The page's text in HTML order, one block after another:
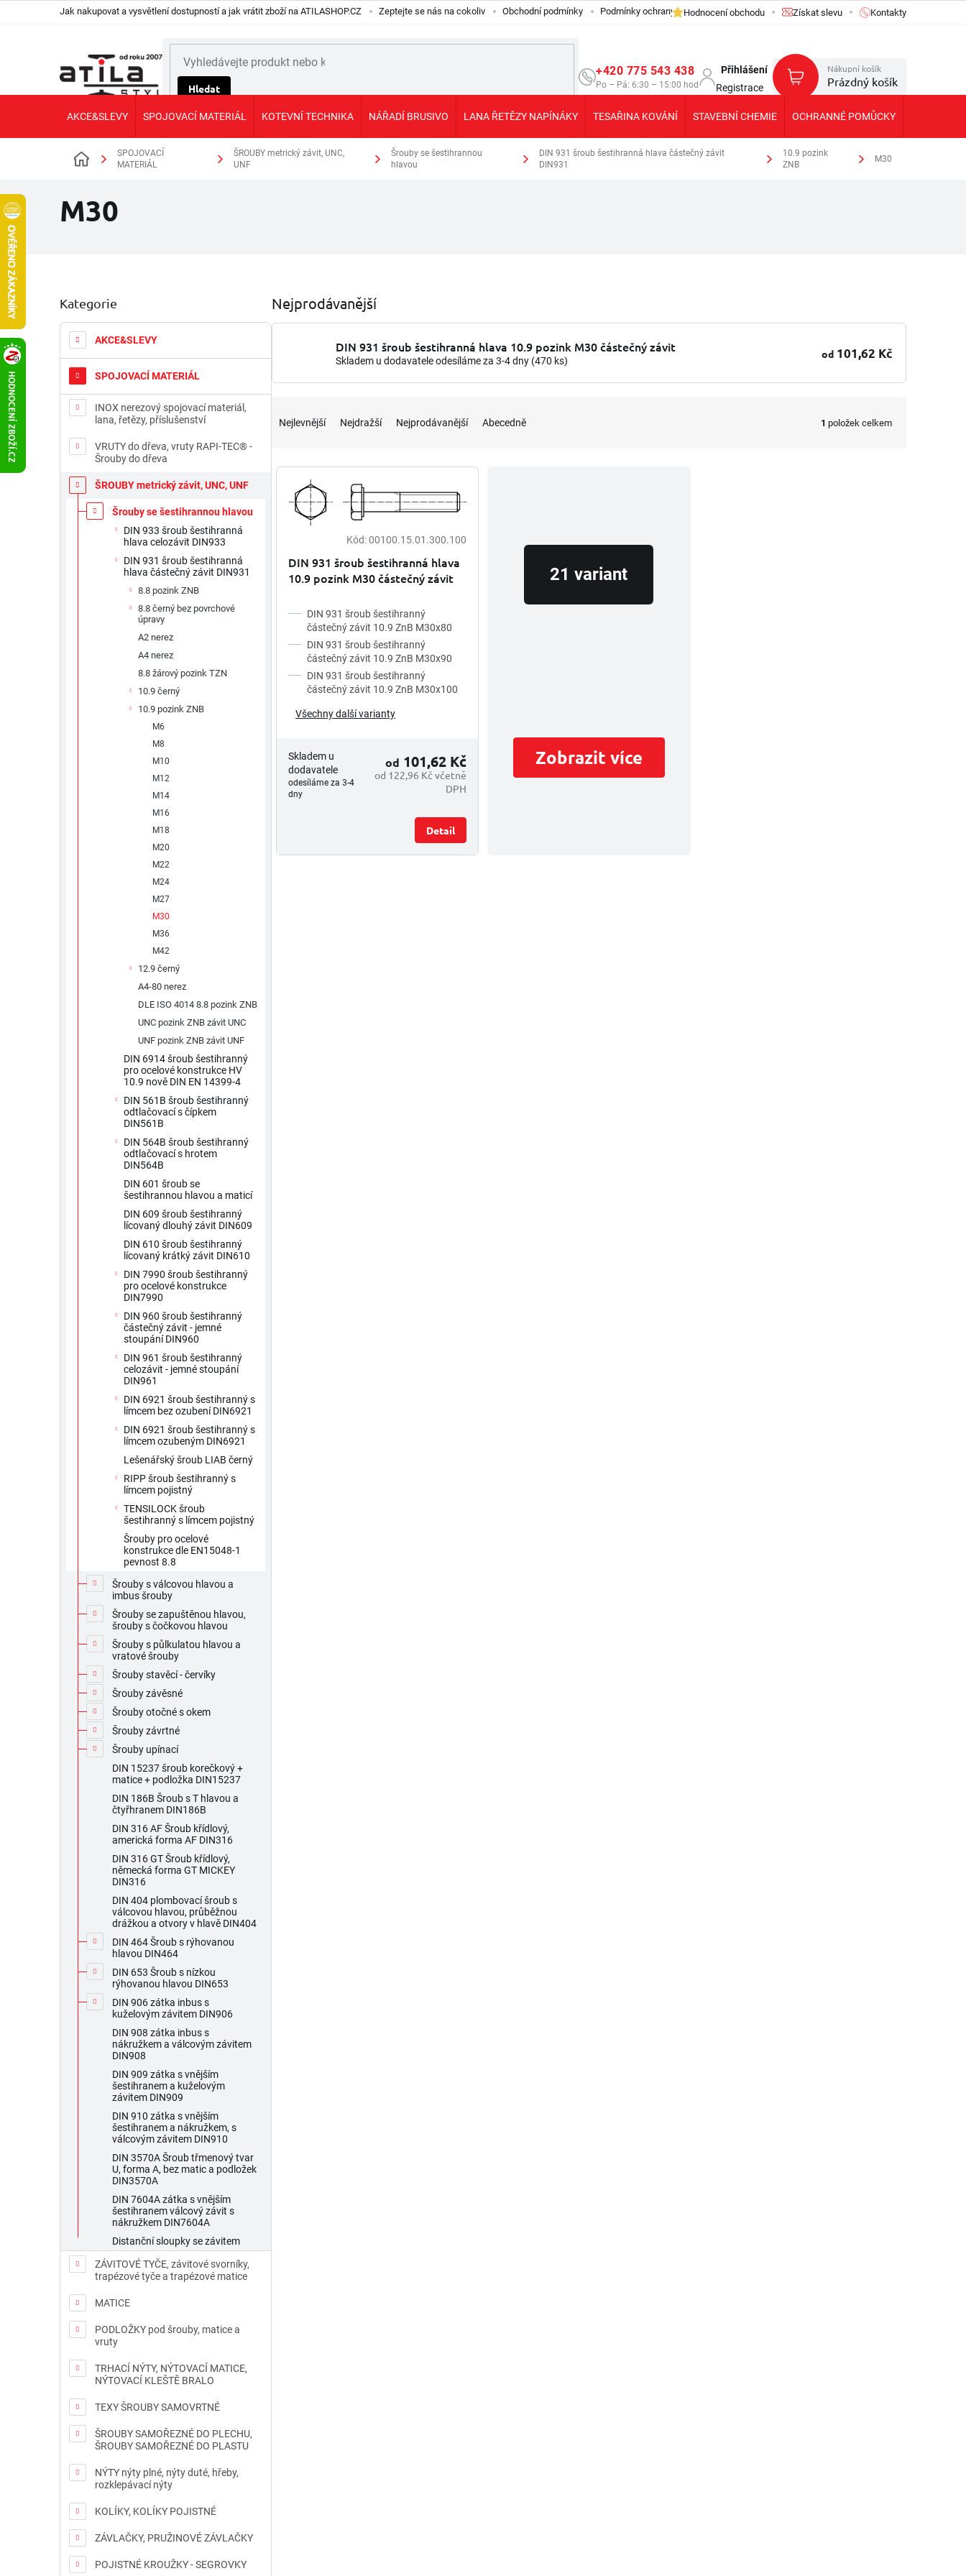
Jak nakupovat a vysvětlení dostupností a jak vrátit zboží na ATILASHOP.CZ Zeptejte se nás na cokoliv Obchodní podmínky Podmínky ochrany osobních údajů GDPR
Hodnocení obchodu Získat slevu Kontakty
Hledat
+420 775 543 438
Po – Pá: 6:30 – 15:00 hod
Přihlášení
Registrace
Nákupní košík
Prázdný košík
AKCE&SLEVY SPOJOVACÍ MATERIÁL KOTEVNÍ TECHNIKA NÁŘADÍ BRUSIVO LANA ŘETĚZY NAPÍNÁKY TESAŘINA KOVÁNÍ STAVEBNÍ CHEMIE OCHRANNÉ POMŮCKY
Domů
SPOJOVACÍ
MATERIÁL
ŠROUBY metrický závit, UNC,
UNF
Šrouby se šestihrannou
hlavou
DIN 931 šroub šestihranná hlava částečný závit
DIN931
10.9 pozink
ZNB
M30
M30
o
s
r
n
Přeskočit
kategorie
Kategorie
AKCE&SLEVY
SPOJOVACÍ MATERIÁL
INOX nerezový spojovací materiál,
lana, řetězy, příslušenství
VRUTY do dřeva, vruty RAPI-TEC® -
Šrouby do dřeva
ŠROUBY metrický závit, UNC, UNF
Šrouby se šestihrannou hlavou
DIN 933 šroub šestihranná
hlava celozávit DIN933
DIN 931 šroub šestihranná
hlava částečný závit DIN931
8.8 pozink ZNB
8.8 černý bez povrchové
úpravy
A2 nerez
A4 nerez
8.8 žárový pozink TZN
10.9 černý
10.9 pozink ZNB
M6
M8
M10
M12
M14
M16
M18
M20
M22
M24
M27
M30
M36
M42
12.9 černý
A4-80 nerez
DLE ISO 4014 8.8 pozink ZNB
UNC pozink ZNB závit UNC
UNF pozink ZNB závit UNF
DIN 6914 šroub šestihranný
pro ocelové konstrukce HV
10.9 nově DIN EN 14399-4
DIN 561B šroub šestihranný
odtlačovací s čípkem
DIN561B
DIN 564B šroub šestihranný
odtlačovací s hrotem
DIN564B
DIN 601 šroub se
šestihrannou hlavou a maticí
DIN 609 šroub šestihranný
lícovaný dlouhý závit DIN609
DIN 610 šroub šestihranný
lícovaný krátký závit DIN610
DIN 7990 šroub šestihranný
pro ocelové konstrukce
DIN7990
DIN 960 šroub šestihranný
částečný závit - jemné
stoupání DIN960
DIN 961 šroub šestihranný
celozávit - jemné stoupání
DIN961
DIN 6921 šroub šestihranný s
límcem bez ozubení DIN6921
DIN 6921 šroub šestihranný s
límcem ozubeným DIN6921
Lešenářský šroub LIAB černý
RIPP šroub šestihranný s
límcem pojistný
TENSILOCK šroub
šestihranný s límcem pojistný
Šrouby pro ocelové
konstrukce dle EN15048-1
pevnost 8.8
Šrouby s válcovou hlavou a
imbus šrouby
Šrouby se zapuštěnou hlavou,
šrouby s čočkovou hlavou
Šrouby s půlkulatou hlavou a
vratové šrouby
Šrouby stavěcí - červíky
Šrouby závěsné
Šrouby otočné s okem
Šrouby závrtné
Šrouby upínací
DIN 15237 šroub korečkový +
matice + podložka DIN15237
DIN 186B Šroub s T hlavou a
čtyřhranem DIN186B
DIN 316 AF Šroub křídlový,
americká forma AF DIN316
DIN 316 GT Šroub křídlový,
německá forma GT MICKEY
DIN316
DIN 404 plombovací šroub s
válcovou hlavou, průběžnou
drážkou a otvory v hlavě DIN404
DIN 464 Šroub s rýhovanou
hlavou DIN464
DIN 653 Šroub s nízkou
rýhovanou hlavou DIN653
DIN 906 zátka inbus s
kuželovým závitem DIN906
DIN 908 zátka inbus s
nákružkem a válcovým závitem
DIN908
DIN 909 zátka s vnějším
šestihranem a kuželovým
závitem DIN909
DIN 910 zátka s vnějším
šestihranem a nákružkem, s
válcovým závitem DIN910
DIN 3570A Šroub třmenový tvar
U, forma A, bez matic a podložek
DIN3570A
DIN 7604A zátka s vnějším
šestihranem válcový závit s
nákružkem DIN7604A
Distanční sloupky se závitem
ZÁVITOVÉ TYČE, závitové svorníky,
trapézové tyče a trapézové matice
MATICE
PODLOŽKY pod šrouby, matice a
vruty
TRHACÍ NÝTY, NÝTOVACÍ MATICE,
NÝTOVACÍ KLEŠTĚ BRALO
TEXY ŠROUBY SAMOVRTNÉ
ŠROUBY SAMOŘEZNÉ DO PLECHU,
ŠROUBY SAMOŘEZNÉ DO PLASTU
NÝTY nýty plné, nýty duté, hřeby,
rozklepávací nýty
KOLÍKY, KOLÍKY POJISTNÉ
ZÁVLAČKY, PRUŽINOVÉ ZÁVLAČKY
POJISTNÉ KROUŽKY - SEGROVKY
Nejprodávanější
DIN 931 šroub šestihranná hlava 10.9 pozink M30 částečný závit
Skladem u dodavatele odesíláme za 3-4 dny (470 ks)
od 101,62 Kč
n
Nejlevnější Nejdražší Nejprodávanější Abecedně 1 položek celkem
V
Kód:00100.15.01.300.100
DIN 931 šroub šestihranná hlava
10.9 pozink M30 částečný závit
DIN 931 šroub šestihranný
částečný závit 10.9 ZnB M30x80
DIN 931 šroub šestihranný
částečný závit 10.9 ZnB M30x90
DIN 931 šroub šestihranný
částečný závit 10.9 ZnB M30x100
Všechny další varianty
Skladem u
dodavatele
odesíláme za 3-4
dny
od 122,96 Kč včetně
DPH
od 101,62 Kč
Detail
21 variant
Zobrazit více